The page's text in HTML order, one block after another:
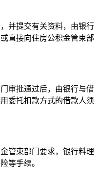
提交有关资料，由银行
直接向住房公积金管束部
批通过后，由银行与借
委托扣款方式的借款人须
束部门要求，银行料理
等手续。